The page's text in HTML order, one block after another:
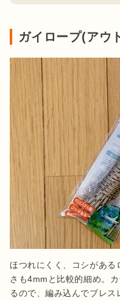
ガイロープ(アウ
ほつれにくく、コシがあ
さも4mmと比較的細め。
るので、編み込んでブレス